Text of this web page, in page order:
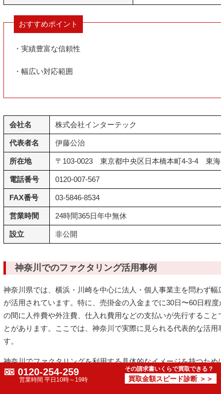
おすすめポイント
・実績豊富な信頼性
・幅広い対応範囲
会社名 株式会社インターテック
代表者名 伊藤公治
所在地 〒103-0023 東京都中央区日本橋本町4-3-4 東海
電話番号 0120-007-567
FAX番号 03-5846-8534
営業時間 24時間365日年中無休
設立 非公開
神奈川でのファクタリング活用事例
神奈川県では、横浜・川崎を中心に法人・個人事業主を問わず
が活用されています。特に、売掛金の入金までに30日〜60日程
の間に人件費や外注費、仕入れ費用などの支払いが先行するこ
とがあります。ここでは、神奈川で実際に見られる代表的な活
す。
神奈川でファクタリングを利用する具体的なイメージを持つた
していきましょう。
0120-254-259
営業時間 平日10時～19時
その請求書いくらで買取できる？
買取金額スピード診断 ＞＞